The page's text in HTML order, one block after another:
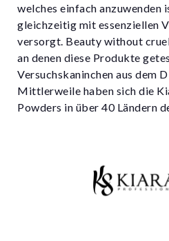
welches einfach anzuwenden
gleichzeitig mit essenziellen
versorgt. Beauty without
an denen diese Produkte
Versuchskaninchen aus dem
Mittlerweile haben sich die
Powders in über 40 Ländern